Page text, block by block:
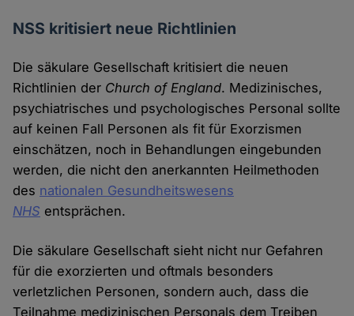
NSS kritisiert neue Richtlinien
Die säkulare Gesellschaft kritisiert die neuen
Richtlinien der Church of England. Medizinisches,
psychiatrisches und psychologisches Personal sollte
auf keinen Fall Personen als fit für Exorzismen
einschätzen, noch in Behandlungen eingebunden
werden, die nicht den anerkannten Heilmethoden
des nationalen Gesundheitswesens
NHS entsprächen.
Die säkulare Gesellschaft sieht nicht nur Gefahren
für die exorzierten und oftmals besonders
verletzlichen Personen, sondern auch, dass die
Teilnahme medizinischen Personals dem Treiben